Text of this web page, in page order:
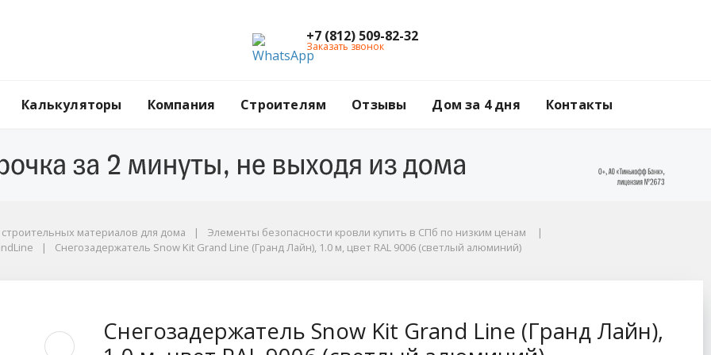
+7 (812) 509-82-32
Заказать звонок
Калькуляторы Компания Строителям Отзывы Дом за 4 дня Контакты
(светлый алюминий)
строительных материалов для дома
Элементы безопасности кровли купить в СПб по низким ценам
Снегозадержатель Snow Kit Grand Line (Гранд Лайн), 1.0 м, цвет RAL 9006 (светлый алюминий)
Снегозадержатель Snow Kit Grand Line (Гранд Лайн),